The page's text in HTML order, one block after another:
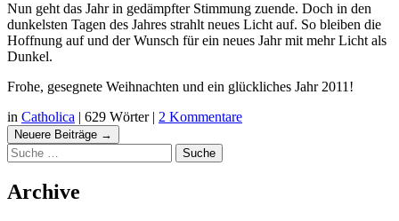
Nun geht das Jahr in gedämpfter Stimmung zuende. Doch in den
dunkelsten Tagen des Jahres strahlt neues Licht auf. So bleiben die
Hoffnung auf und der Wunsch für ein neues Jahr mit mehr Licht als
Dunkel.
Frohe, gesegnete Weihnachten und ein glückliches Jahr 2011!
in Catholica 629 Wörter 2 Kommentare
Navigation
Beiträgen
Neuere Beiträge →
Suche
Archive